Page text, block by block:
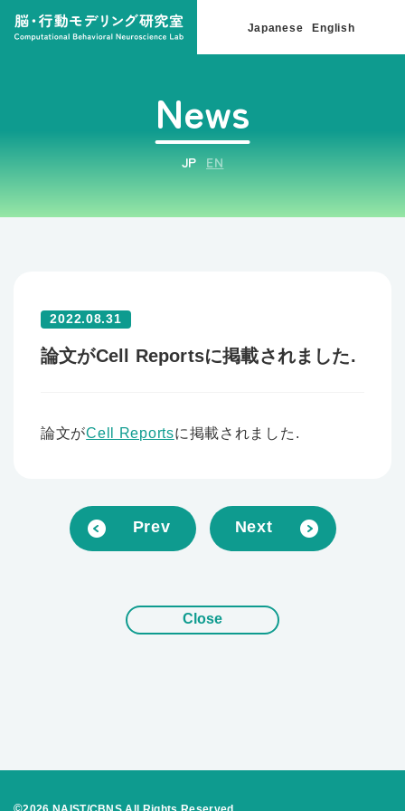
Japanese English
News
JP EN
2022.08.31
論文がCell Reportsに掲載されました.
論文がCell Reportsに掲載されました.
Prev Next